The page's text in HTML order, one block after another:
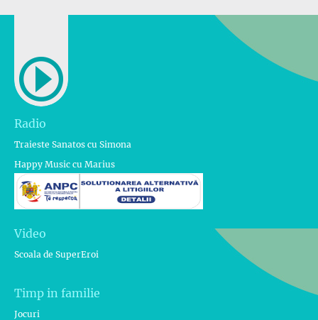
Radio
Traieste Sanatos cu Simona
Happy Music cu Marius
Video
Scoala de SuperEroi
Timp in familie
Jocuri